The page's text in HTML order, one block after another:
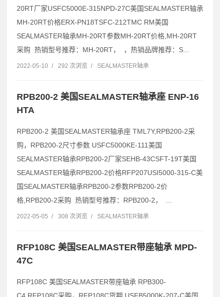
20RT厂家USFC5000E-315NPD-27C美国SEALMASTER轴承
MH-20RT价格ERX-PN18TSFC-212TMC RM美国
SEALMASTER轴承MH-20RT参数MH-20RT价格,MH-20RT
采购 热销型号推荐：MH-20RT， ，热销品牌推荐：S...
2022-05-10 / 292 次浏览 / SEALMASTER轴承
RPB200-2 美国SEALMASTER轴承座 ENP-16
HTA
RPB200-2 美国SEALMASTER轴承座 TML7Y,RPB200-2采
购，RPB200-2尺寸参数 USFC5000KE-111美国
SEALMASTER轴承RPB200-2厂家SEHB-43CSFT-19T美国
SEALMASTER轴承RPB200-2价格RFP207USI5000-315-C美
国SEALMASTER轴承RPB200-2参数RPB200-2价
格,RPB200-2采购 热销型号推荐：RPB200-2， ...
2022-05-05 / 308 次浏览 / SEALMASTER轴承
RFP108C 美国SEALMASTER带座轴承 MPD-
47C
RFP108C 美国SEALMASTER带座轴承 RPB300-